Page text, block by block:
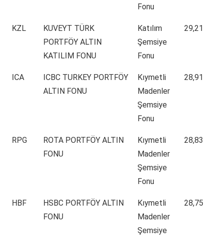
Fonu
KZL
KUVEYT TÜRK
PORTFÖY ALTIN
KATILIM FONU
Katılım
Şemsiye
Fonu
29,21
ICA
ICBC TURKEY PORTFÖY
ALTIN FONU
Kıymetli
Madenler
Şemsiye
Fonu
28,91
RPG
ROTA PORTFÖY ALTIN
FONU
Kıymetli
Madenler
Şemsiye
Fonu
28,83
HBF
HSBC PORTFÖY ALTIN
FONU
Kıymetli
Madenler
Şemsiye
28,75